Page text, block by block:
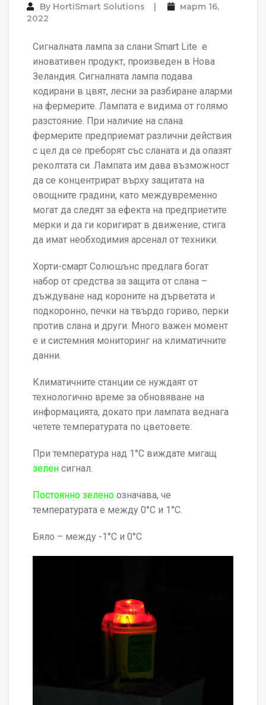
By HortiSmart Solutions
март 16,
2022
Сигналната лампа за слани Smart Lite е
иновативен продукт, произведен в Нова
Зеландия. Сигналната лампа подава
кодирани в цвят, лесни за разбиране аларми
на фермерите. Лампата е видима от голямо
разстояние. При наличие на слана
фермерите предприемат различни действия
с цел да се преборят със сланата и да опазят
реколтата си. Лампата им дава възможност
да се концентрират върху защитата на
овощните градини, като междувременно
могат да следят за ефекта на предприетите
мерки и да ги коригират в движение, стига
да имат необходимия арсенал от техники.
Хорти-смарт Солюшънс предлага богат
набор от средства за защита от слана –
дъждуване над короните на дърветата и
подкоронно, печки на твърдо гориво, перки
против слана и други. Много важен момент
е и системния мониторинг на климатичните
данни.
Климатичните станции се нуждаят от
технологично време за обновяване на
информацията, докато при лампата веднага
четете температурата по цветовете:
При температура над 1°C виждате мигащ
зелен сигнал.
Постоянно зелено означава, че
температурата е между 0°C и 1°C.
Бяло – между -1°C и 0°C